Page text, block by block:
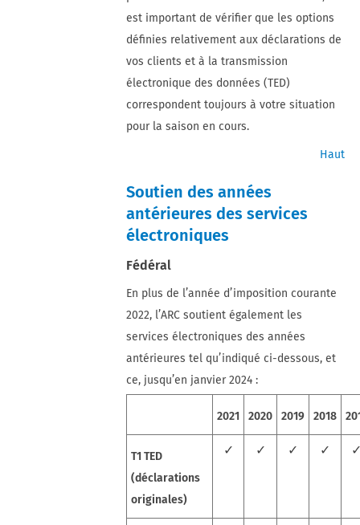
est important de vérifier que les options
définies relativement aux déclarations de
vos clients et à la transmission
électronique des données (TED)
correspondent toujours à votre situation
pour la saison en cours.
Haut
Soutien des années
antérieures des services
électroniques
Fédéral
En plus de l’année d’imposition courante
2022, l’ARC soutient également les
services électroniques des années
antérieures tel qu’indiqué ci-dessous, et
ce, jusqu’en janvier 2024 :
2021 2020 2019 2018
T1 TED
(déclarations
originales)
✓ ✓ ✓ ✓